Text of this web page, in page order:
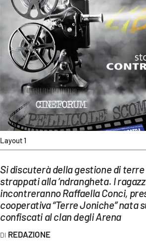
SOCIETÀ
CULTURA
ECONOMIA E LAVORO
EVENTI
SPORT
Streaming
LAC TV
LAC NETWORK
LAC ONAIR
LaC
Network
LACPLAY.IT
Layout 1
Si discuterà della gestione di
strappati alla ‘ndrangheta. I
incontreranno Raffaella Conci,
cooperativa “Terre Joniche” nata
confiscati al clan degli Arena
REDAZIONE